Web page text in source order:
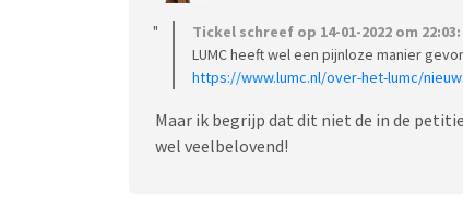
Tickel schreef op 14-01-2022 om 22:03:
LUMC heeft wel een pijnloze manier
https://www.lumc.nl/over-het-lumc/
Maar ik begrijp dat dit niet de in de
wel veelbelovend!